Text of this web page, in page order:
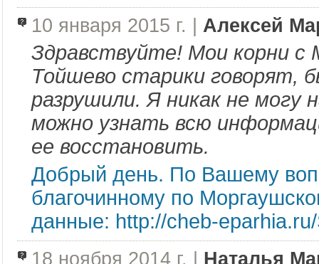
10 января 2015 г. | Алексей
Здравствуйте! Мои корни с
Тойшево старики говорят,
разрушили. Я никак не могу
можно узнать всю
ее восстановить.
Добрый день. По Вашему
благочинному по
данные: http://cheb-
18 ноября 2014 г. | Наталья